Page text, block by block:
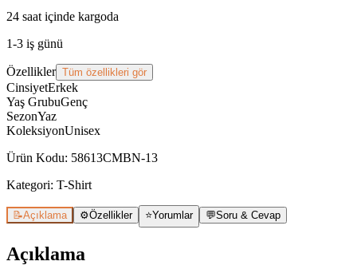
24 saat içinde kargoda
1-3 iş günü
Özellikler Tüm özellikleri gör
CinsiyetErkek
Yaş GrubuGenç
SezonYaz
KoleksiyonUnisex
Ürün Kodu: 58613CMBN-13
Kategori: T-Shirt
📝Açıklama ⚙️Özellikler ⭐Yorumlar 💬Soru & Cevap
Açıklama